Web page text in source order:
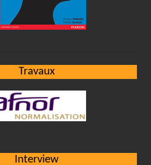
Travaux
Interview